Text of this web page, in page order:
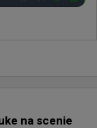
na scenie